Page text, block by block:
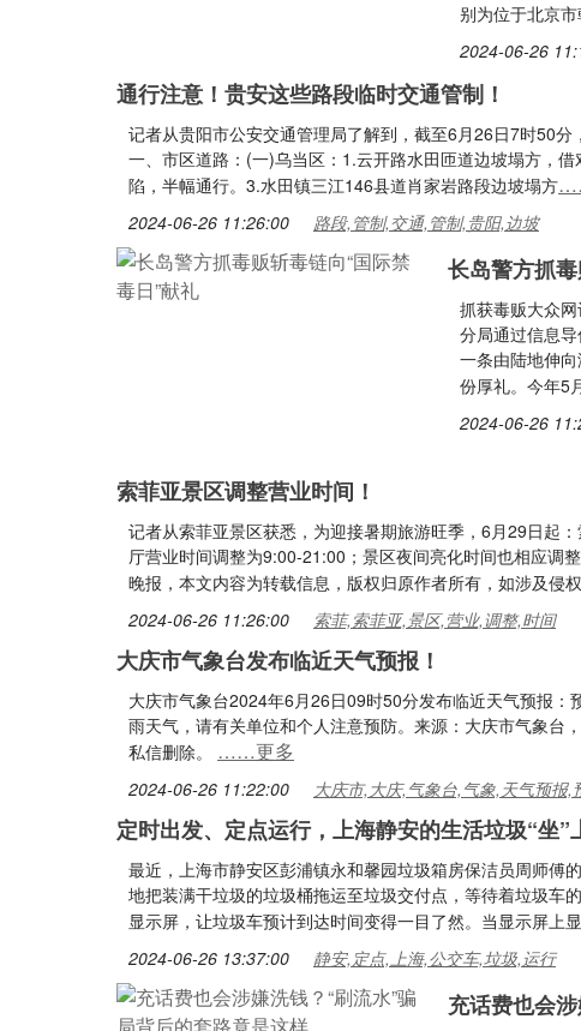
别为位于北京
2024-06-26
通行注意！贵安这些路段临时交通管制！
记者从贵阳市公安交通管理局了解到，截至6月26日7时50
一、市区道路：(一)乌当区：1.云开路水田匝道边坡塌方，
陷，半幅通行。3.水田镇三江146县道肖家岩路段边坡塌方
2024-06-26 11:26:00 路段,管制,交通,管制,贵阳,边坡
长岛警方抓
抓获毒贩大众
分局通过信息
一条由陆地伸
份厚礼。今年5
2024-06-26
索菲亚景区调整营业时间！
记者从索菲亚景区获悉，为迎接暑期旅游旺季，6月29日起
厅营业时间调整为9:00-21:00；景区夜间亮化时间也相应调
晚报，本文内容为转载信息，版权归原作者所有，如涉及侵权
2024-06-26 11:26:00 索菲,索菲亚,景区,营业,调整,时间
大庆市气象台发布临近天气预报！
大庆市气象台2024年6月26日09时50分发布临近天气预报
雨天气，请有关单位和个人注意预防。来源：大庆市气象台
私信删除。 ……更多
2024-06-26 11:22:00 大庆市,大庆,气象台,气象,天气预报,
定时出发、定点运行，上海静安的生活垃圾“坐”
最近，上海市静安区彭浦镇永和馨园垃圾箱房保洁员周师傅
地把装满干垃圾的垃圾桶拖运至垃圾交付点，等待着垃圾车
显示屏，让垃圾车预计到达时间变得一目了然。当显示屏上
2024-06-26 13:37:00 静安,定点,上海,公交车,垃圾,运行
充话费也会